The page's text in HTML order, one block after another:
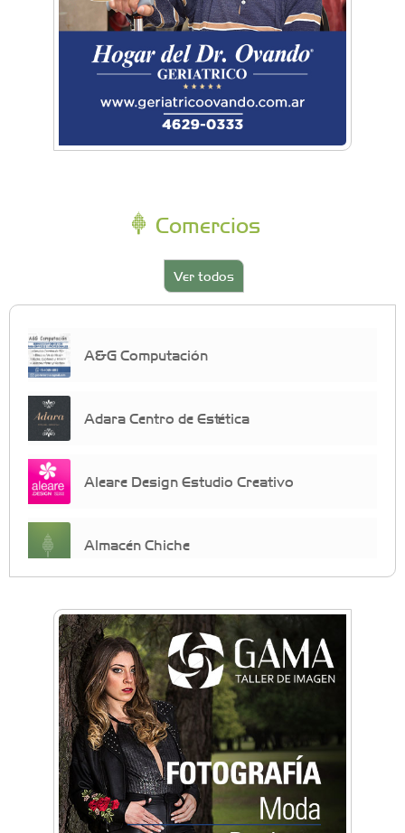
Comercios
Ver todos
A&G Computación
Adara Centro de Estética
Aleare Design Estudio Creativo
Almacén Chiche
crecimiento personal
Arq. Horacio Alejandro Sánchez
Artística ApasionArte
Artística Catalina